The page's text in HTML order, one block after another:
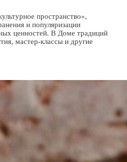
пространство»,
и популяризации
ценностей. В Доме традиций
мастер-классы и другие